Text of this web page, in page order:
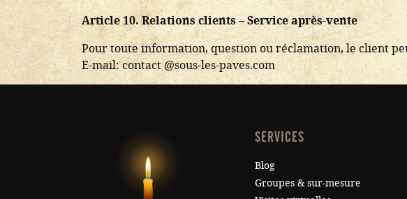
Article 10. Relations clients – Service après-vente
Pour toute information, question ou réclamation, le client
E-mail: contact @sous-les-paves.com
SERVICES
Blog
Groupes & sur-mesure